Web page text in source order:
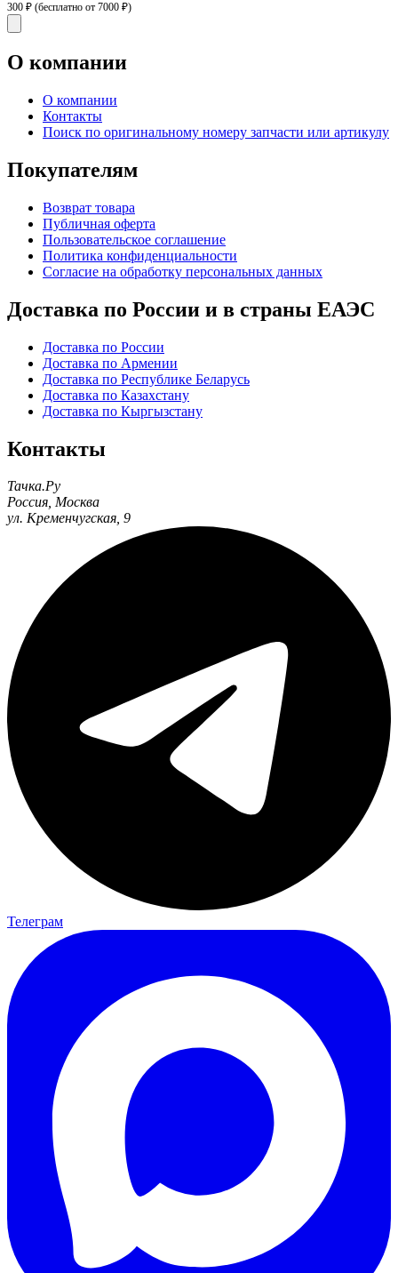
300 ₽ (бесплатно от 7000 ₽)
О компании
О компании
Контакты
Поиск по оригинальному номеру запчасти или артикулу
Покупателям
Возврат товара
Публичная оферта
Пользовательское соглашение
Политика конфиденциальности
Согласие на обработку персональных данных
Доставка по России и в страны ЕАЭС
Доставка по России
Доставка по Армении
Доставка по Республике Беларусь
Доставка по Казахстану
Доставка по Кыргызстану
Контакты
Тачка.Ру
Россия, Москва
ул. Кременчугская, 9
Телеграм